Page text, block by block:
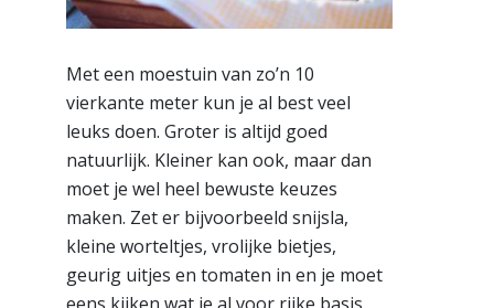
Met een moestuin van zo’n 10
vierkante meter kun je al best veel
leuks doen. Groter is altijd goed
natuurlijk. Kleiner kan ook, maar dan
moet je wel heel bewuste keuzes
maken. Zet er bijvoorbeeld snijsla,
kleine worteltjes, vrolijke bietjes,
geurig uitjes en tomaten in en je moet